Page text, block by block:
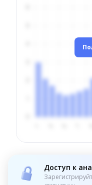
Доступ к